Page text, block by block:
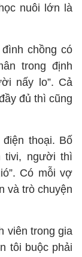
nuôi lớn là
chồng có
trong định
nấy lo”. Cả
đủ thì cũng
thoại. Bố
tivi, người thì
Có mỗi vợ
và trò chuyện
viên trong gia
tôi buộc phải